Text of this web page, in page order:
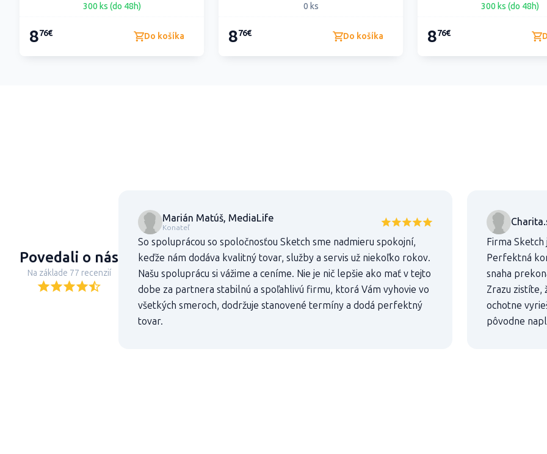
300 ks (do 48h)
876€ Do košíka
0 ks
876€ Do košíka
300 ks (do 48h)
876€
Povedali o nás
Na základe 77 recenzií
Marián Matúš, MediaLife
Konateľ
So spoluprácou so spoločnosťou Sketch sme nadmieru spokojní,
keďže nám dodáva kvalitný tovar, služby a servis už niekoľko rokov.
Našu spoluprácu si vážime a ceníme. Nie je nič lepšie ako mať v tejto
dobe za partnera stabilnú a spoľahlivú firmu, ktorá Vám vyhovie vo
všetkých smeroch, dodržuje stanovené termíny a dodá perfektný
tovar.
Firma
Perfektná
snaha
Zrazu zistíte,
ochotne
pôvodne